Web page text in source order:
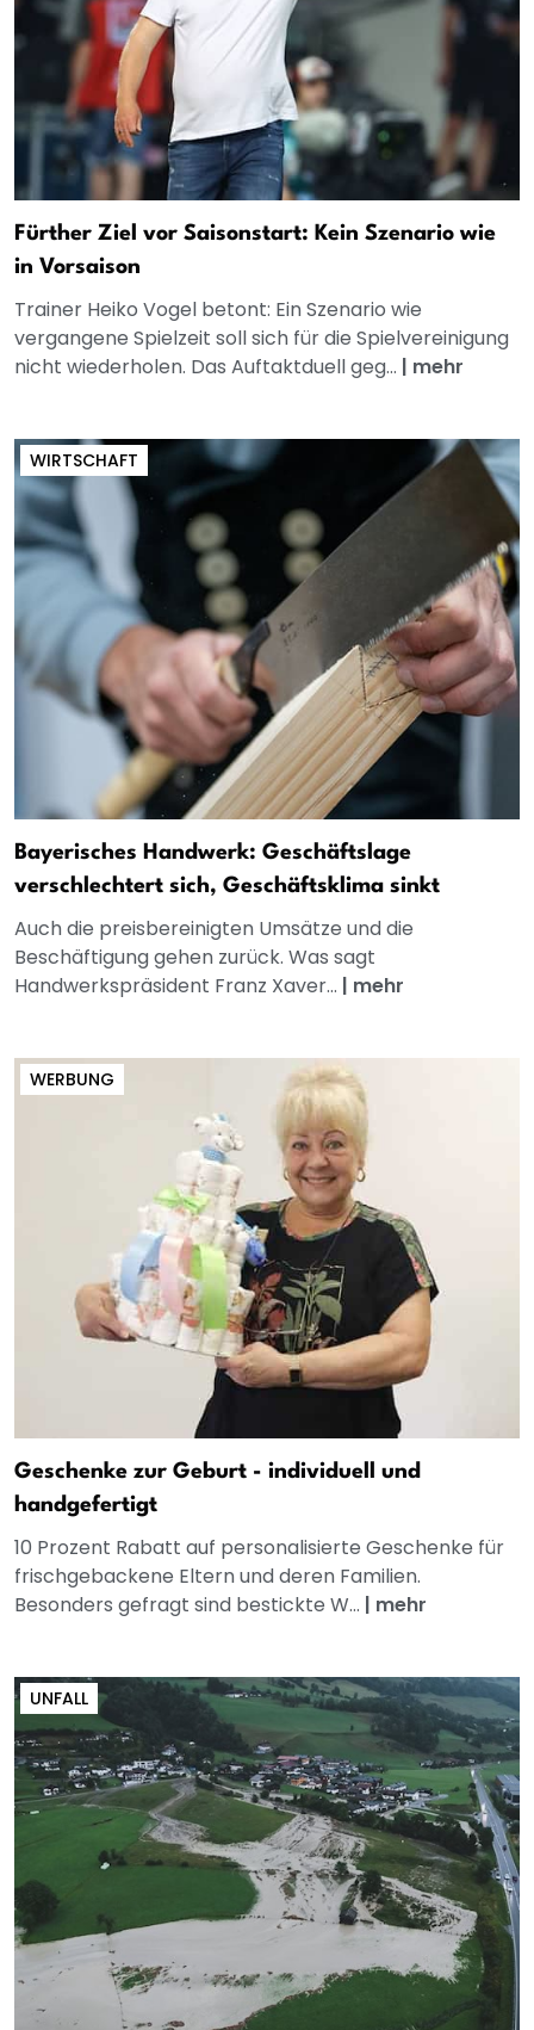
Fürther Ziel vor Saisonstart: Kein Szenario wie
in Vorsaison
Trainer Heiko Vogel betont: Ein Szenario wie
vergangene Spielzeit soll sich für die Spielvereinigung
nicht wiederholen. Das Auftaktduell geg... | mehr
WIRTSCHAFT
Bayerisches Handwerk: Geschäftslage
verschlechtert sich, Geschäftsklima sinkt
Auch die preisbereinigten Umsätze und die
Beschäftigung gehen zurück. Was sagt
Handwerkspräsident Franz Xaver... | mehr
WERBUNG
Geschenke zur Geburt - individuell und
handgefertigt
10 Prozent Rabatt auf personalisierte Geschenke für
frischgebackene Eltern und deren Familien.
Besonders gefragt sind bestickte W... | mehr
UNFALL